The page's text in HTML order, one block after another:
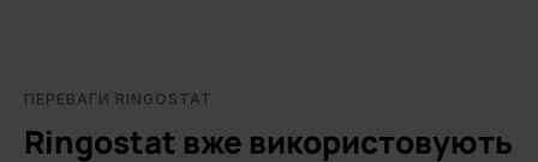
ПЕРЕВАГИ RINGOSTAT
Ringostat вже використовують